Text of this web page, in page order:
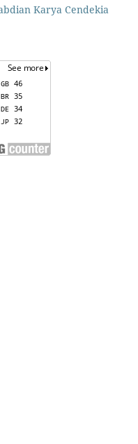
Karya Cendekia